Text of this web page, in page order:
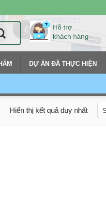
Hỗ trợ
khách hàng
DỰ ÁN ĐÃ THỰC HIỆN
Hiển thị kết quả duy nhất